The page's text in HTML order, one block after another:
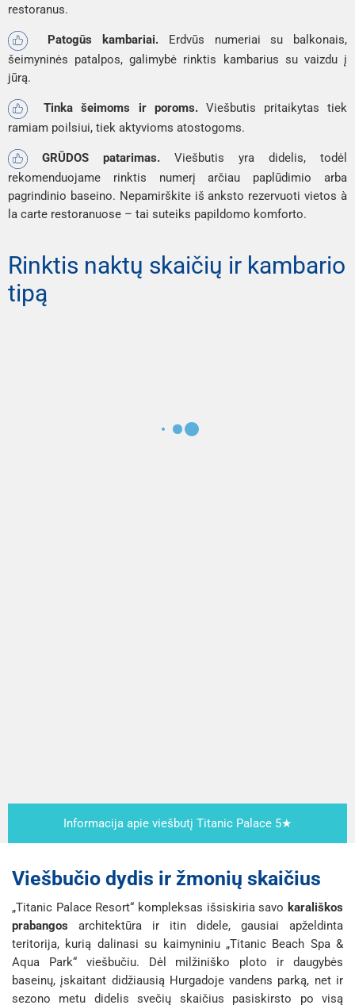
restoranus.
Patogūs kambariai. Erdvūs numeriai su balkonais,
šeimyninės patalpos, galimybė rinktis kambarius su vaizdu į
jūrą.
Tinka šeimoms ir poroms. Viešbutis pritaikytas tiek
ramiam poilsiui, tiek aktyvioms atostogoms.
GRŪDOS patarimas. Viešbutis yra didelis, todėl
rekomenduojame rinktis numerį arčiau paplūdimio arba
pagrindinio baseino. Nepamirškite iš anksto rezervuoti vietos à
la carte restoranuose – tai suteiks papildomo komforto.
Rinktis naktų skaičių ir kambario
tipą
Informacija apie viešbutį Titanic Palace 5★
Viešbučio dydis ir žmonių skaičius
„Titanic Palace Resort“ kompleksas išsiskiria savo karališkos
prabangos architektūra ir itin didele, gausiai apželdinta
teritorija, kurią dalinasi su kaimyniniu „Titanic Beach Spa &
Aqua Park“ viešbučiu. Dėl milžiniško ploto ir daugybės
baseinų, įskaitant didžiausią Hurgadoje vandens parką, net ir
sezono metu didelis svečių skaičius pasiskirsto po visą